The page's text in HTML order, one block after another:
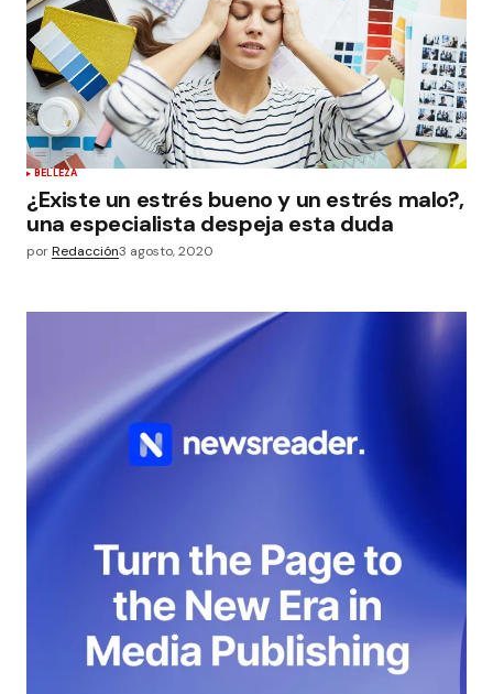
BELLEZA
¿Existe un estrés bueno y un estrés malo?,
una especialista despeja esta duda
porRedacción3 agosto, 2020